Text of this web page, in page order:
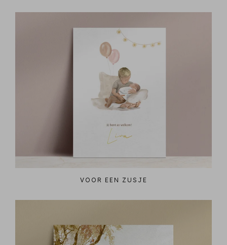
VOOR EEN ZUSJE